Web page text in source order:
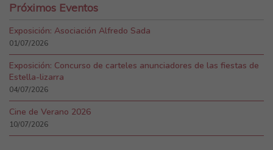
Próximos Eventos
Exposición: Asociación Alfredo Sada
01/07/2026
Exposición: Concurso de carteles anunciadores de las fiestas de
Estella-lizarra
04/07/2026
Cine de Verano 2026
10/07/2026